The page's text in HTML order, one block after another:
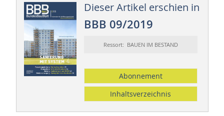
Dieser Artikel erschien in
BBB 09/2019
Ressort: BAUEN IM BESTAND
Abonnement
Inhaltsverzeichnis